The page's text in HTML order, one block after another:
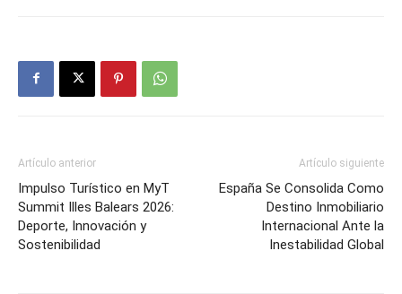
Artículo anterior
Impulso Turístico en MyT
Summit Illes Balears 2026:
Deporte, Innovación y
Sostenibilidad
Artículo siguiente
España Se Consolida Como
Destino Inmobiliario
Internacional Ante la
Inestabilidad Global